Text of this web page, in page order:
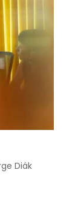
Diák